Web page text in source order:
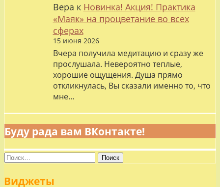
Вера к Новинка! Акция! Практика
«Маяк» на процветание во всех
сферах
15 июня 2026
Вчера получила медитацию и сразу же
прослушала. Невероятно теплые,
хорошие ощущения. Душа прямо
откликнулась, Вы сказали именно то, что
мне…
Буду рада вам ВКонтакте!
Найти:
Виджеты